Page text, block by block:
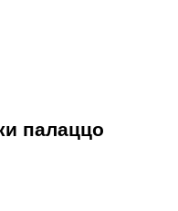
палаццо